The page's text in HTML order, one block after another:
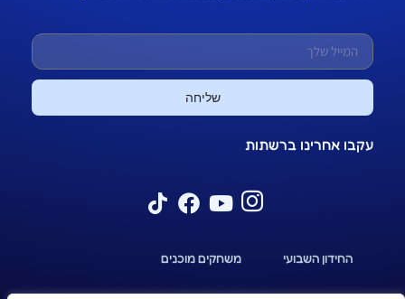
שליחה
עקבו אחרינו ברשתות
החידון השבועי משחקים מוכנים